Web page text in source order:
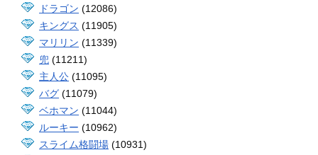
ドラゴン (12086)
キングス (11905)
マリリン (11339)
兜 (11211)
主人公 (11095)
バグ (11079)
ベホマン (11044)
ルーキー (10962)
スライム格闘場 (10931)